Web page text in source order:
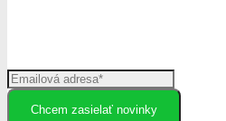
Chcem zasielať novinky